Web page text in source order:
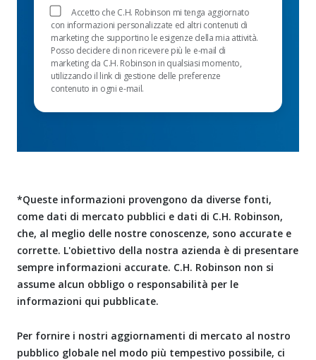
Accetto che C.H. Robinson mi tenga aggiornato
con informazioni personalizzate ed altri contenuti di
marketing che supportino le esigenze della mia attività.
Posso decidere di non ricevere più le e-mail di
marketing da C.H. Robinson in qualsiasi momento,
utilizzando il link di gestione delle preferenze
contenuto in ogni e-mail.
*Queste informazioni provengono da diverse fonti,
come dati di mercato pubblici e dati di C.H. Robinson,
che, al meglio delle nostre conoscenze, sono accurate e
corrette. L'obiettivo della nostra azienda è di presentare
sempre informazioni accurate. C.H. Robinson non si
assume alcun obbligo o responsabilità per le
informazioni qui pubblicate.
Per fornire i nostri aggiornamenti di mercato al nostro
pubblico globale nel modo più tempestivo possibile, ci